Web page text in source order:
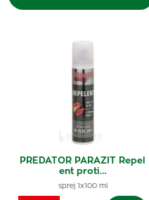
PREDATOR PARAZIT Repel
ent proti…
sprej 1x100 ml